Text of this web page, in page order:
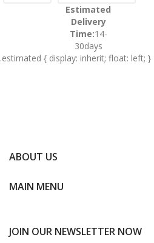
Estimated
Delivery
Time:14-
30days
.estimated { display: inherit; float: left; }
ABOUT US
MAIN MENU
JOIN OUR NEWSLETTER NOW